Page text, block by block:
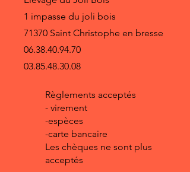
so they can buy with confidence and
certainty.
confidence.
reassure your customers that they can
buy from you with confidence.
1 impasse du joli bois
71370 Saint Christophe en bresse
06.38.40.94.70
03.85.48.30.08
Règlements acceptés
- virement
-espèces
-carte bancaire
Les chèques ne sont plus
acceptés